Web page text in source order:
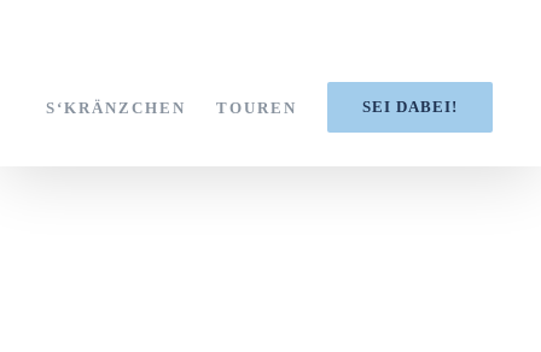
S‘KRÄNZCHEN TOUREN SEI DABEI!